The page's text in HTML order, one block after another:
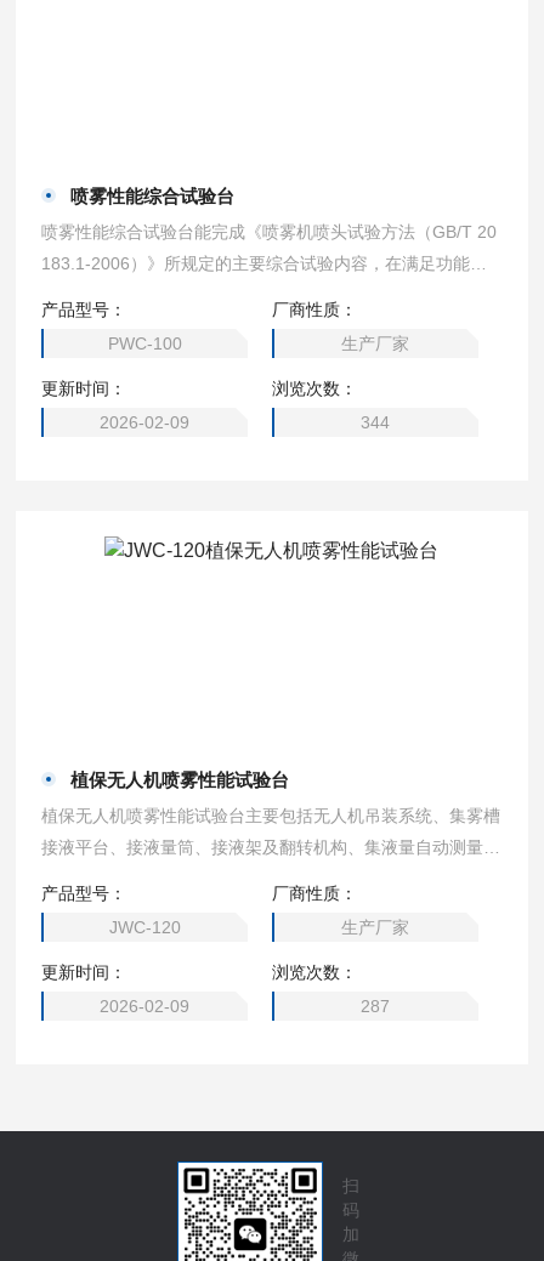
喷雾性能综合试验台
喷雾性能综合试验台能完成《喷雾机喷头试验方法（GB/T 20
183.1-2006）》所规定的主要综合试验内容，在满足功能齐
巧、简单，达到经济实用。
产品型号：
PWC-100
厂商性质：
生产厂家
更新时间：
2026-02-09
浏览次数：
344
植保无人机喷雾性能试验台
植保无人机喷雾性能试验台主要包括无人机吊装系统、集雾槽
接液平台、接液量筒、接液架及翻转机构、集液量自动测量系
产品型号：
JWC-120
厂商性质：
生产厂家
更新时间：
2026-02-09
浏览次数：
287
扫
码
加